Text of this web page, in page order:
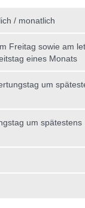
/ monatlich
Freitag sowie am
eines Monats
um
um spätestens